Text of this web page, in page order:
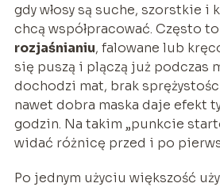
gdy włosy są suche, szorstkie i
chcą współpracować. Często
rozjaśnianiu, falowane lub
się puszą i plączą już podczas
dochodzi mat, brak
nawet dobra maska daje efekt
godzin. Na takim „punkcie
widać różnicę przed i po
Po jednym użyciu większość